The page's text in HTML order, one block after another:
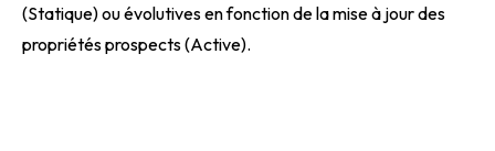
(Statique) ou évolutives en fonction de la mise à jour des
propriétés prospects (Active).